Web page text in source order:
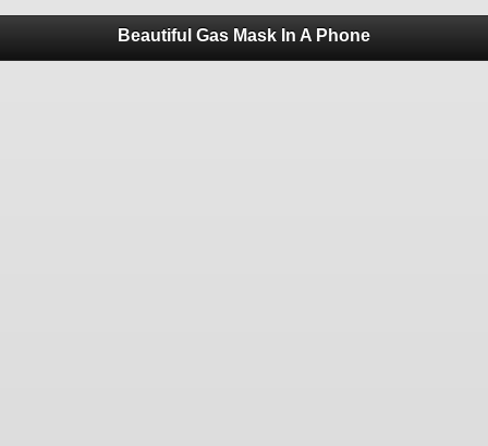
Beautiful Gas Mask In A Phone